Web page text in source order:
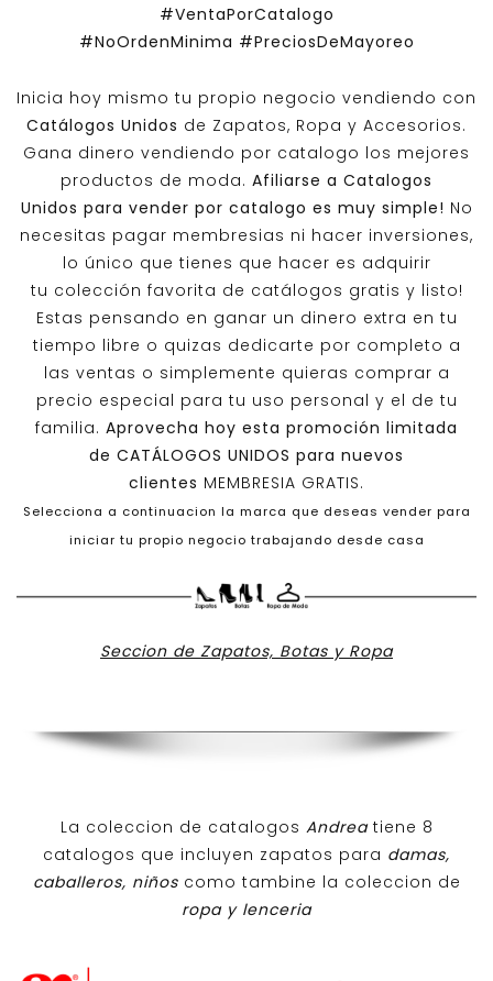
#VentaPorCatalogo
#NoOrdenMinima #PreciosDeMayoreo
Inicia hoy mismo tu propio negocio vendiendo con
Catálogos Unidos de Zapatos, Ropa y Accesorios.
Gana dinero vendiendo por catalogo los mejores
productos de moda. Afiliarse a Catalogos
Unidos para vender por catalogo es muy simple! No
necesitas pagar membresias ni hacer inversiones,
lo único que tienes que hacer es adquirir
tu colección favorita de catálogos gratis y listo!
Estas pensando en ganar un dinero extra en tu
tiempo libre o quizas dedicarte por completo a
las ventas o simplemente quieras comprar a
precio especial para tu uso personal y el de tu
familia. Aprovecha hoy esta promoción limitada
de CATÁLOGOS UNIDOS para nuevos
clientes MEMBRESIA GRATIS.
Selecciona a continuacion la marca que deseas vender para
iniciar tu propio negocio trabajando desde casa
Seccion de Zapatos, Botas y Ropa
La coleccion de catalogos Andreatiene 8
catalogos que incluyen zapatos para damas,
caballeros, niños como tambine la coleccion de
ropa y lenceria